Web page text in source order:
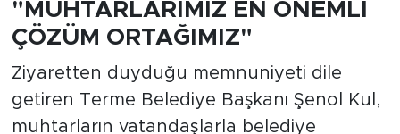
"MUHTARLARIMIZ EN ÖNEMLİ
ÇÖZÜM ORTAĞIMIZ"
Ziyaretten duyduğu memnuniyeti dile
getiren Terme Belediye Başkanı Şenol Kul,
muhtarların vatandaşlarla belediye